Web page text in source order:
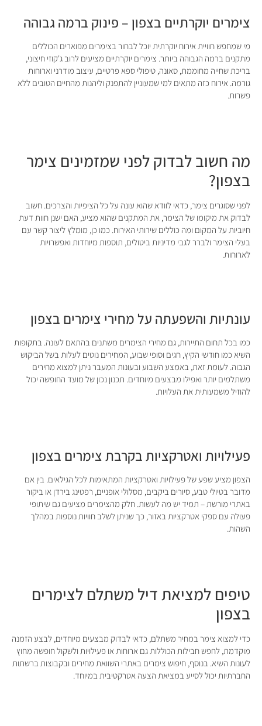
צימרים יוקרתיים בצפון – פינוק ברמה גבוהה
מי שמחפש חוויית אירוח יוקרתית יוכל לבחור בצימרים מפוארים הכוללים
מתקנים ברמה הגבוהה ביותר. צימרים יוקרתיים מציעים לרוב ג'קוזי חיצוני,
בריכת שחייה מחוממת, סאונה, טיפולי ספא פרטיים, עיצוב מודרני וארוחות
גורמה. אירוח כזה מתאים למי שמעוניין להתפנק וליהנות מהחיים הטובים ללא
פשרות.
מה חשוב לבדוק לפני שמזמינים צימר
בצפון?
לפני שסוגרים צימר, כדאי לוודא שהוא עונה על כל הציפיות והצרכים. חשוב
לבדוק את מיקומו של הצימר, את המתקנים שהוא מציע, האם ישנן חוות דעת
חיוביות על המקום ומה כוללים שירותי האירוח. כמו כן, מומלץ ליצור קשר עם
בעלי הצימר ולברר לגבי מדיניות ביטולים, תוספות מיוחדות ואפשרויות
לארוחות.
עונתיות והשפעתה על מחירי צימרים בצפון
כמו בכל תחום התיירות, גם מחירי הצימרים משתנים בהתאם לעונה. בתקופות
השיא כמו חודשי הקיץ, חגים וסופי שבוע, המחירים נוטים לעלות בשל הביקוש
הגבוה. לעומת זאת, באמצע השבוע ובעונות המעבר ניתן למצוא מחירים
משתלמים יותר ואפילו מבצעים מיוחדים. תכנון נכון של מועד החופשה יכול
להוזיל משמעותית את העלויות.
פעילויות ואטרקציות בקרבת צימרים בצפון
הצפון מציע שפע של פעילויות ואטרקציות המתאימות לכל הגילאים. בין אם
מדובר בטיולי טבע, סיורים ביקבים, מסלולי אופניים, רפטינג בירדן או ביקור
באתרי מורשת – תמיד יש מה לעשות. חלק מהצימרים מציעים גם שיתופי
פעולה עם ספקי אטרקציות באזור, כך שניתן לשלב חוויות נוספות במהלך
השהות.
טיפים למציאת דיל משתלם לצימרים
בצפון
כדי למצוא צימר במחיר משתלם, כדאי לבדוק מבצעים מיוחדים, לבצע הזמנה
מוקדמת, לחפש חבילות הכוללות גם ארוחות או פעילויות ולשקול חופשה מחוץ
לעונות השיא. בנוסף, חיפוש צימרים באתרי השוואת מחירים ובקבוצות ברשתות
החברתיות יכול לסייע במציאת הצעה אטרקטיבית במיוחד.